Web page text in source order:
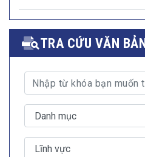
TRA CỨU VĂN BẢN